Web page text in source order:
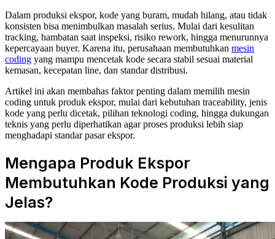
Dalam produksi ekspor, kode yang buram, mudah hilang, atau tidak
konsisten bisa menimbulkan masalah serius. Mulai dari kesulitan
tracking, hambatan saat inspeksi, risiko rework, hingga menurunnya
kepercayaan buyer. Karena itu, perusahaan membutuhkan mesin
coding yang mampu mencetak kode secara stabil sesuai material
kemasan, kecepatan line, dan standar distribusi.
Artikel ini akan membahas faktor penting dalam memilih mesin
coding untuk produk ekspor, mulai dari kebutuhan traceability, jenis
kode yang perlu dicetak, pilihan teknologi coding, hingga dukungan
teknis yang perlu diperhatikan agar proses produksi lebih siap
menghadapi standar pasar ekspor.
Mengapa Produk Ekspor
Membutuhkan Kode Produksi yang
Jelas?